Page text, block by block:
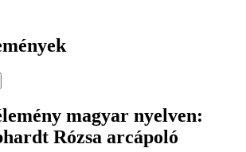
magyar nyelven:
Rózsa arcápoló